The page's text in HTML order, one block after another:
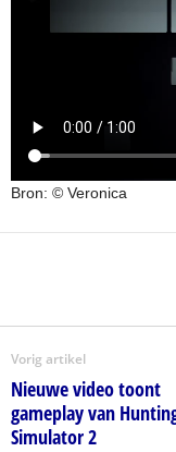
Bron: © Veronica
Vorig artikel
Nieuwe video toont
gameplay van
Simulator 2